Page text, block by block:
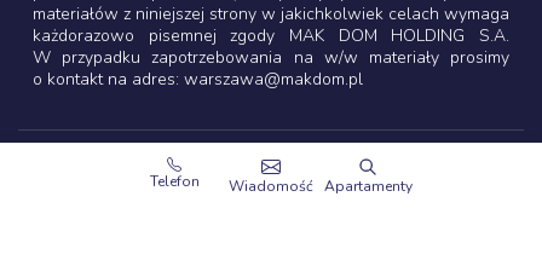
Telefon Wiadomość Apartamenty
materiałów z niniejszej strony w jakichkolwiek celach wymaga
każdorazowo pisemnej zgody MAK DOM HOLDING S.A.
W przypadku zapotrzebowania na w/w materiały prosimy
o kontakt na adres: warszawa@makdom.pl
Copyright 2003-2026
MAK DOM HOLDING S.A.
Wszystkie prawa zastrzeżone.